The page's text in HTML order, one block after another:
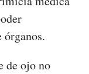
de ojo no